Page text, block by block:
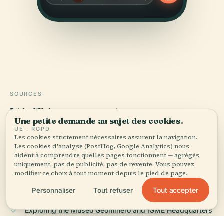
SOURCES
Vérifié,et montré.
Recherché et rédigé par l'équipe éditoriale d'Audiala à
partir d'archives historiques, d'archives architecturales
et de connaissances locales.
Exploring the Museo Geominero and IGME Headquarters
Une petite demande au sujet des cookies.
UE · RGPD
Les cookies strictement nécessaires assurent la navigation.
Les cookies d'analyse (PostHog, Google Analytics) nous
aident à comprendre quelles pages fonctionnent — agrégés
uniquement, pas de publicité, pas de revente. Vous pouvez
modifier ce choix à tout moment depuis le pied de page.
Personnaliser Tout refuser Tout accepter